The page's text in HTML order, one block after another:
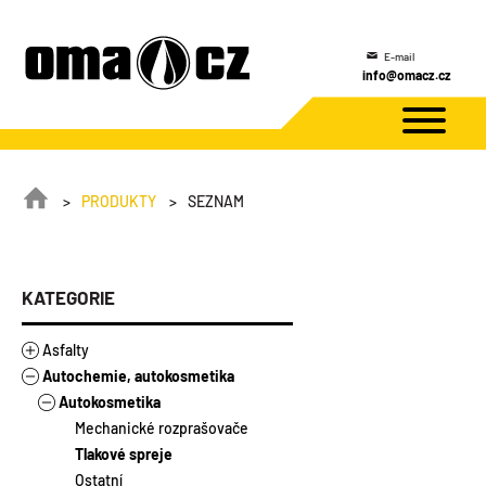
Rychlý kontakt
+420 487 851 016
PRODUKTY SEZNAM
KATEGORIE
Asfalty
Asfalty
Stavebněizolační asfalty
Modifikované asfalty
Silniční asfalty
Asfaltové výrobky
Asfalty ředěné
Zálivky
Emulze
Autochemie, autokosmetika
Autokosmetika
Mechanické rozprašovače
Tlakové spreje
Ostatní